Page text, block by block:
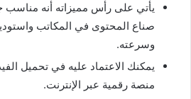
يأتي على رأس مميزاته أنه مناسب
صناع المحتوى في المكاتب
وسرعته.
منصة رقمية عبر الإنترنت.